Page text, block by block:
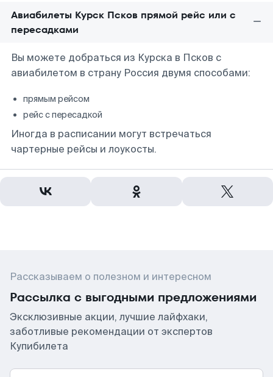
Авиабилеты Курск Псков прямой рейс или с
пересадками
Вы можете добраться из Курска в Псков с
авиабилетом в страну Россия двумя способами:
прямым рейсом
рейс с пересадкой
Иногда в расписании могут встречаться
чартерные рейсы и лоукосты.
Рассказываем о полезном и интересном
Рассылка с выгодными предложениями
Эксклюзивные акции, лучшие лайфхаки,
заботливые рекомендации от экспертов
Купибилета